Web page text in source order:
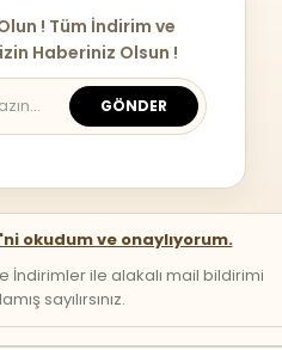
! Tüm İndirim ve
Haberiniz Olsun !
GÖNDER
okudum ve onaylıyorum.
ile alakalı mail bildirimi
sayılırsınız.